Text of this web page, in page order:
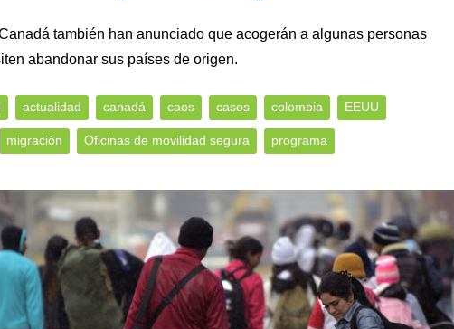
también han anunciado que acogerán a algunas personas
abandonar sus países de origen.
actualidad canadá caos casos colombia EEUU
migración Oficinas de movilidad segura programa